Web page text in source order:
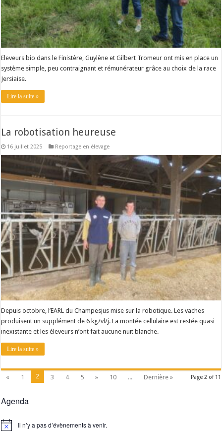
Eleveurs bio dans le Finistère, Guylène et Gilbert Tromeur ont mis en place un
système simple, peu contraignant et rémunérateur grâce au choix de la race
Jersiaise.
Lire la suite »
La robotisation heureuse
16 juillet 2025 Reportage en élevage
Depuis octobre, l’EARL du Champesjus mise sur la robotique. Les vaches
produisent un supplément de 6 kg/vl/j. La montée cellulaire est restée quasi
inexistante et les éleveurs n’ont fait aucune nuit blanche.
Lire la suite »
Page 2 of 11
« 1 2 3 4 5 » 10 ... Dernière »
Agenda
Notice Il n’y a pas d’évènements à venir.